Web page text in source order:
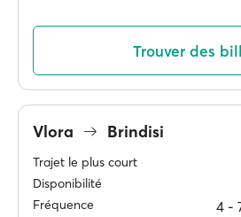
Trouver des
Vlora Brindisi
Trajet le plus court
Disponibilité
Fréquence 4 ‐